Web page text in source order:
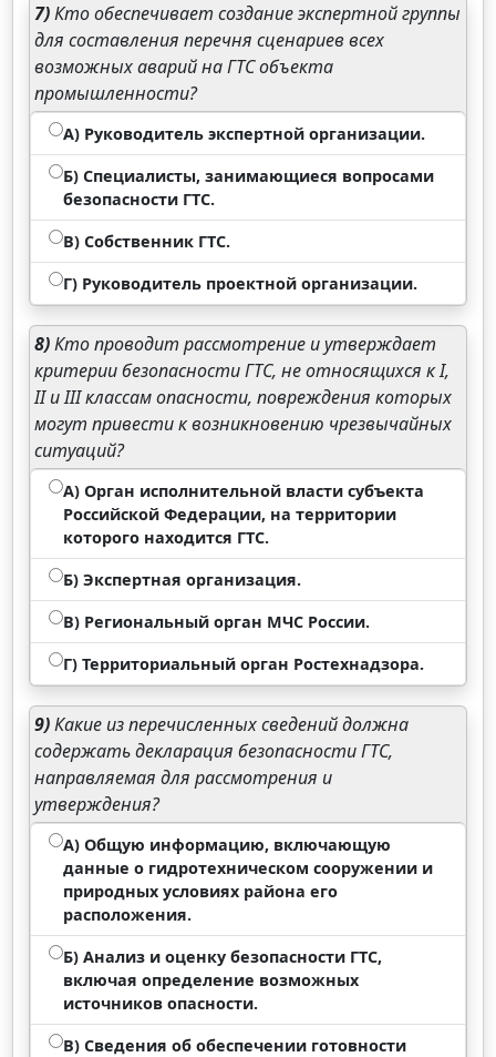
7)Кто обеспечивает создание экспертной группы
для составления перечня сценариев всех
возможных аварий на ГТС объекта
промышленности?
А) Руководитель экспертной организации.
Б) Специалисты, занимающиеся вопросами
безопасности ГТС.
В) Собственник ГТС.
Г) Руководитель проектной организации.
8)Кто проводит рассмотрение и утверждает
критерии безопасности ГТС, не относящихся к I,
II и III классам опасности, повреждения которых
могут привести к возникновению чрезвычайных
ситуаций?
А) Орган исполнительной власти субъекта
Российской Федерации, на территории
которого находится ГТС.
Б) Экспертная организация.
В) Региональный орган МЧС России.
Г) Территориальный орган Ростехнадзора.
9)Какие из перечисленных сведений должна
содержать декларация безопасности ГТС,
направляемая для рассмотрения и
утверждения?
А) Общую информацию, включающую
данные о гидротехническом сооружении и
природных условиях района его
расположения.
Б) Анализ и оценку безопасности ГТС,
включая определение возможных
источников опасности.
В) Сведения об обеспечении готовности